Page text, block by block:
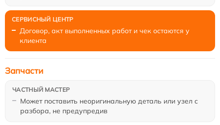
Договор, акт выполненных работ и чек остаются у
клиента
Может поставить неоригинальную деталь или узел с
разбора, не предупредив
Запчасти